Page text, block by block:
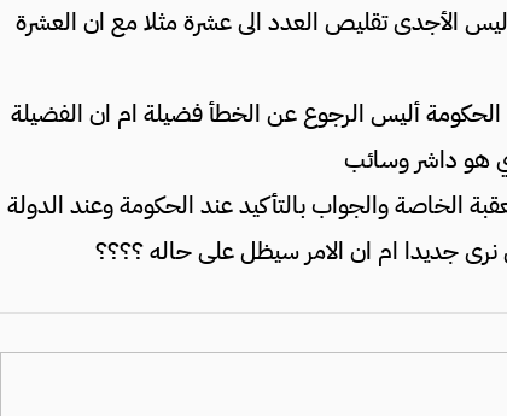
الأجدى تقليص العدد الى عشرة مثلا مع ان العشرة
الحكومة أليس الرجوع عن الخطأ فضيلة ام ان الفضيلة
هو داشر وسائب
الخاصة والجواب بالتأكيد عند الحكومة وعند الدولة
نرى جديدا ام ان الامر سيظل على حاله ؟؟؟؟